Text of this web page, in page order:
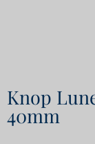
Knop
40mm